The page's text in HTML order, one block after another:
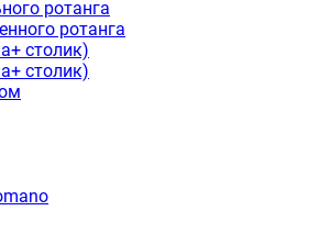
ротанга
ротанга
столик)
столик)